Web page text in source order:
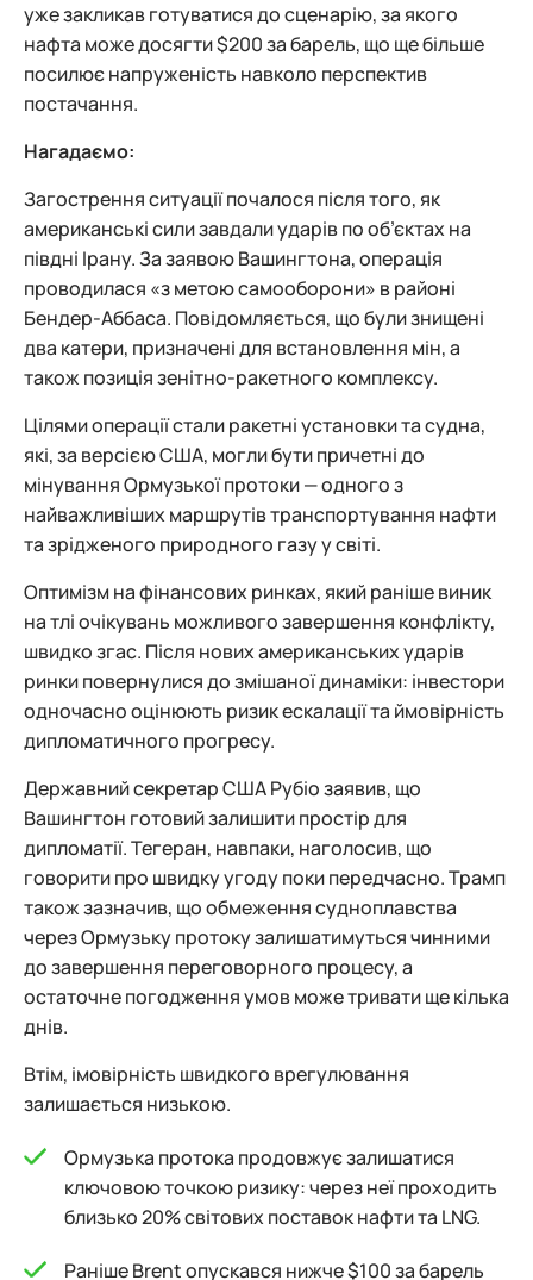
уже закликав готуватися до сценарію, за якого
нафта може досягти $200 за барель, що ще більше
посилює напруженість навколо перспектив
постачання.
Нагадаємо:
Загострення ситуації почалося після того, як
американські сили завдали ударів по об’єктах на
півдні Ірану. За заявою Вашингтона, операція
проводилася «з метою самооборони» в районі
Бендер-Аббаса. Повідомляється, що були знищені
два катери, призначені для встановлення мін, а
також позиція зенітно-ракетного комплексу.
Цілями операції стали ракетні установки та судна,
які, за версією США, могли бути причетні до
мінування Ормузької протоки — одного з
найважливіших маршрутів транспортування нафти
та зрідженого природного газу у світі.
Оптимізм на фінансових ринках, який раніше виник
на тлі очікувань можливого завершення конфлікту,
швидко згас. Після нових американських ударів
ринки повернулися до змішаної динаміки: інвестори
одночасно оцінюють ризик ескалації та ймовірність
дипломатичного прогресу.
Державний секретар США Рубіо заявив, що
Вашингтон готовий залишити простір для
дипломатії. Тегеран, навпаки, наголосив, що
говорити про швидку угоду поки передчасно. Трамп
також зазначив, що обмеження судноплавства
через Ормузьку протоку залишатимуться чинними
до завершення переговорного процесу, а
остаточне погодження умов може тривати ще кілька
днів.
Втім, імовірність швидкого врегулювання
залишається низькою.
Ормузька протока продовжує залишатися
ключовою точкою ризику: через неї проходить
близько 20% світових поставок нафти та LNG.
Раніше Brent опускався нижче $100 за барель